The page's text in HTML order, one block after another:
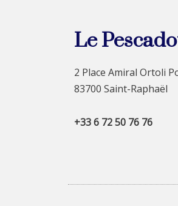
Le
2 Place Amiral Ortoli
83700 Saint-Raphaël
+33 6 72 50 76 76